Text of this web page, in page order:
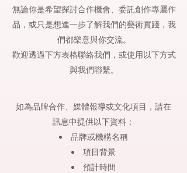
無論你是希望探討合作機會、委託創作專屬作
品，或只是想進一步了解我們的藝術實踐，我
們都樂意與你交流。
歡迎透過下方表格聯絡我們，或使用以下方式
與我們聯繫。
如為品牌合作、媒體報導或文化項目，請在
訊息中提供以下資料：
品牌或機構名稱
項目背景
預計時間